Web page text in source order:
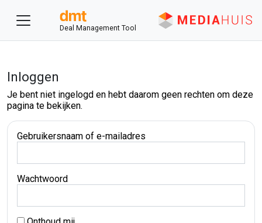
Deal Management Tool
Inloggen
Je bent niet ingelogd en hebt daarom geen rechten om deze
pagina te bekijken.
Gebruikersnaam of e-mailadres
Wachtwoord